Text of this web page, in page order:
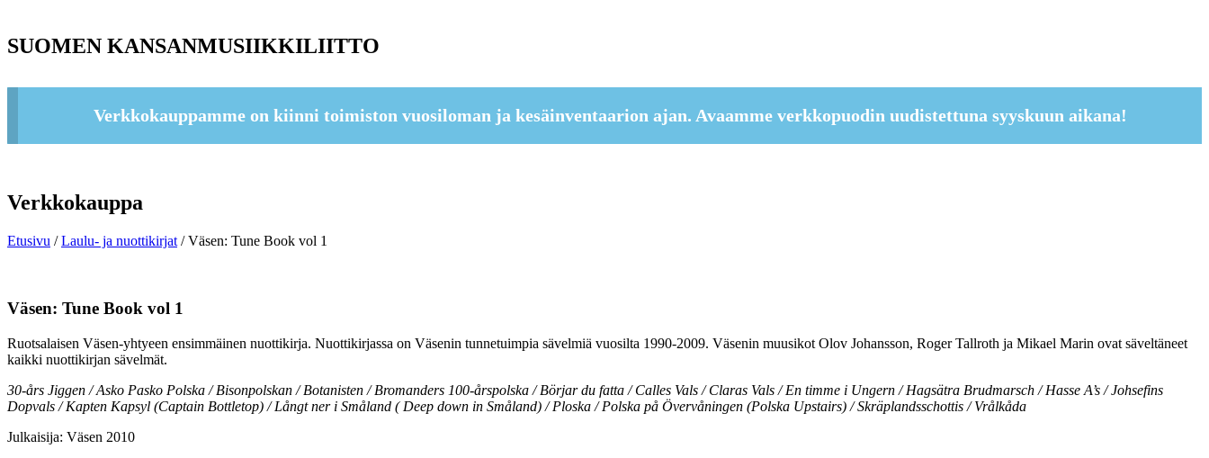
SUOMEN KANSANMUSIIKKILIITTO
Verkkokauppamme on kiinni toimiston vuosiloman ja kesäinventaarion ajan. Avaamme verkkopuodin uudistettuna syyskuun aikana!
Verkkokauppa
Etusivu /Laulu- ja nuottikirjat / Väsen: Tune Book vol 1
Väsen: Tune Book vol 1
Ruotsalaisen Väsen-yhtyeen ensimmäinen nuottikirja. Nuottikirjassa on Väsenin tunnetuimpia sävelmiä vuosilta 1990-2009. Väsenin muusikot Olov Johansson, Roger Tallroth ja Mikael Marin ovat säveltäneet
kaikki nuottikirjan sävelmät.
30-års Jiggen / Asko Pasko Polska / Bisonpolskan / Botanisten / Bromanders 100-årspolska / Börjar du fatta / Calles Vals / Claras Vals / En timme i Ungern / Hagsätra Brudmarsch / Hasse A’s / Johsefins
Dopvals / Kapten Kapsyl (Captain Bottletop) / Långt ner i Småland ( Deep down in Småland) / Ploska / Polska på Övervåningen (Polska Upstairs) / Skräplandsschottis / Vrålkåda
Julkaisija: Väsen 2010